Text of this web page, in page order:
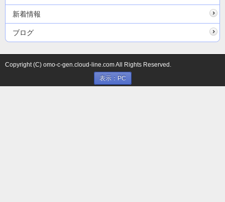
新着情報
ブログ
Copyright (C) omo-c-gen.cloud-line.com All Rights Reserved.
表示：PC